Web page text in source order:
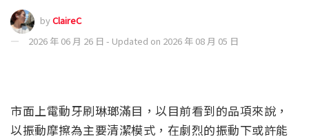
byClaireC
2026 年 06 月 26 日 - Updated on 2026 年 08 月 05 日
市面上電動牙刷琳瑯滿目，以目前看到的品項來說，
以振動摩擦為主要清潔模式，在劇烈的振動下或許能